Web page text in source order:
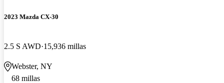
2023 Mazda CX-30
2.5 S AWD 15,936 millas
Webster, NY
68 millas